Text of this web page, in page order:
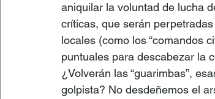
aniquilar la voluntad de lucha
críticas, que serán
locales (como los “comandos
puntuales para descabezar la
¿Volverán las “guarimbas”,
golpista? No desdeñemos el